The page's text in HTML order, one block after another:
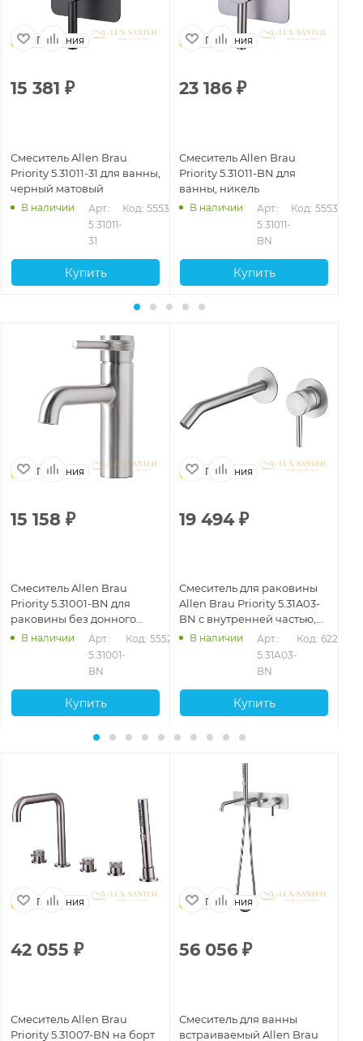
Германия
15 381 ₽
Смеситель Allen Brau
Priority 5.31011-31 для ванны,
черный матовый
В наличии
Арт.:
5.31011-
31
Код: 55535
Купить
Германия
23 186 ₽
Смеситель Allen Brau
Priority 5.31011-BN для
ванны, никель
В наличии
Арт.:
5.31011-
BN
Код: 55536
Купить
Германия
15 158 ₽
Смеситель Allen Brau
Priority 5.31001-BN для
раковины без донного
клапана, никель
В наличии
Арт.:
5.31001-
BN
Код: 55521
Купить
Германия
19 494₽
Смеситель для раковины
Allen Brau Priority 5.31A03-
BN с внутренней частью,
никель брашированный
В наличии
Арт.:
5.31A03-
BN
Код: 62214
Купить
Германия
42 055 ₽
Смеситель Allen Brau
Priority 5.31007-BN на борт
Германия
56 056 ₽
Смеситель для ванны
встраиваемый Allen Brau